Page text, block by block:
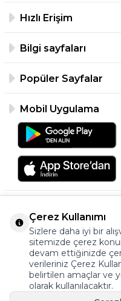
Hızlı Erişim
Bilgi sayfaları
Popüler Sayfalar
Mobil Uygulama
©2026
Çerez Kullanımı
Sizlere daha iyi bir
sitemizde çerez
devam ettiğinizde
verileriniz Çerez
belirtilen amaçlar ve
olarak kullanılacaktır.